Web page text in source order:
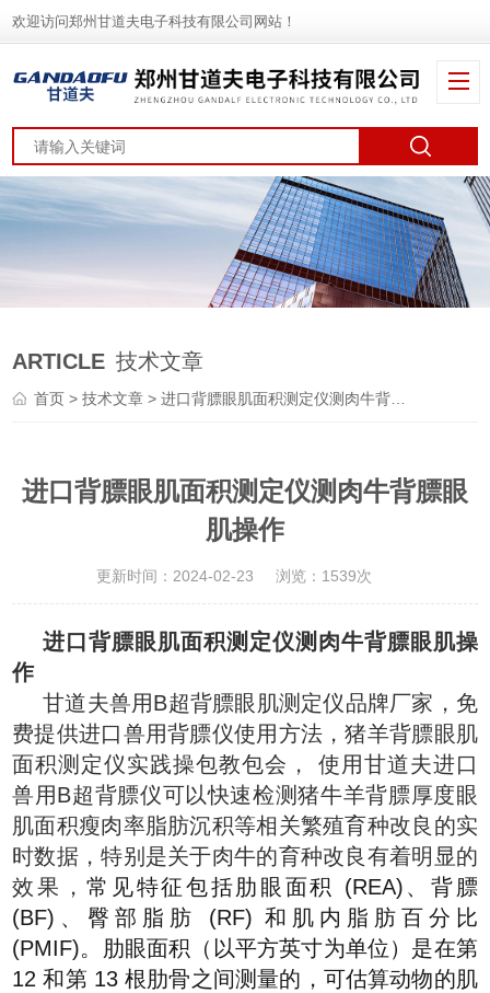
欢迎访问郑州甘道夫电子科技有限公司网站！
ARTICLE 技术文章
首页 >技术文章 > 进口背膘眼肌面积测定仪测肉牛背膘眼肌操作
进口背膘眼肌面积测定仪测肉牛背膘眼
肌操作
更新时间：2024-02-23 浏览：1539次
进口背膘眼肌面积测定仪测肉牛背膘眼肌操
作
甘道夫兽用B超背膘眼肌测定仪品牌厂家，免
费提供进口兽用背膘仪使用方法，猪羊背膘眼肌
面积测定仪实践操包教包会， 使用甘道夫进口
兽用B超背膘仪可以快速检测猪牛羊背膘厚度眼
肌面积瘦肉率脂肪沉积等相关繁殖育种改良的实
时数据，特别是关于肉牛的育种改良有着明显的
效果，常见特征包括肋眼面积
(REA)、背膘
(BF)、臀部脂肪 (RF) 和肌内脂肪百分比
(PMIF)。肋眼面积（以平方英寸为单位）是在第
12 和第 13 根肋骨之间测量的，可估算动物的肌